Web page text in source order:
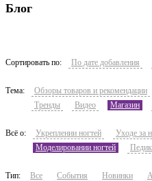
Блог
Сортировать по: По дате добавления
Тема: Обзоры товаров и рекомендации
Тренды
Видео Магазин
Всё о: Укреплении ногтей Уходе за
Моделировании ногтей
Тип: Все События Новинки